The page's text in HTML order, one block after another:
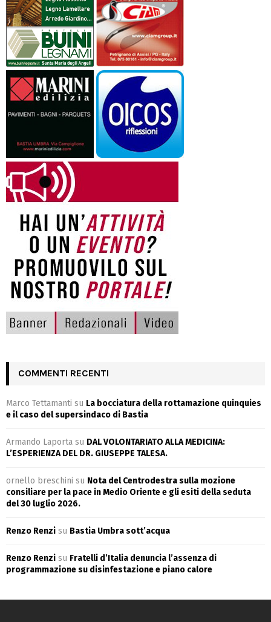
COMMENTI RECENTI
Marco Tettamanti su La bocciatura della rottamazione quinquies
e il caso del supersindaco di Bastia
Armando Laporta su DAL VOLONTARIATO ALLA MEDICINA:
L’ESPERIENZA DEL DR. GIUSEPPE TALESA.
ornello breschini su Nota del Centrodestra sulla mozione
consiliare per la pace in Medio Oriente e gli esiti della seduta
del 30 luglio 2026.
Renzo Renzi su Bastia Umbra sott’acqua
Renzo Renzi su Fratelli d’Italia denuncia l’assenza di
programmazione su disinfestazione e piano calore